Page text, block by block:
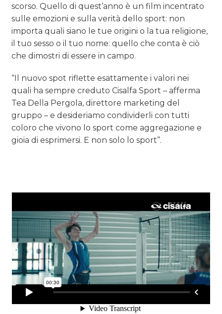
scorso. Quello di quest’anno è un film incentrato
sulle emozioni e sulla verità dello sport: non
importa quali siano le tue origini o la tua religione,
il tuo sesso o il tuo nome: quello che conta è ciò
che dimostri di essere in campo.
“Il nuovo spot riflette esattamente i valori nei
quali ha sempre creduto Cisalfa Sport – afferma
Tea Della Pergola, direttore marketing del
gruppo – e desideriamo condividerli con tutti
coloro che vivono lo sport come aggregazione e
gioia di esprimersi. E non solo lo sport”.